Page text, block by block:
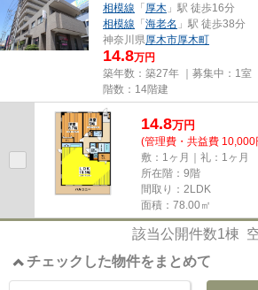
相模線 「厚木 」駅 徒歩16分
相模線 「海老名 」駅 徒歩38分
神奈川県厚木市厚木町
14.8万円
築年数：築27年 ｜募集中： 1室
階数：14階建
14.8万円
(管理費・共益費 10,000
敷：1ヶ月｜礼：1ヶ月
所在階：9階
間取り：2LDK
面積：78.00㎡
該当公開件数1棟
チェックした物件をまとめて